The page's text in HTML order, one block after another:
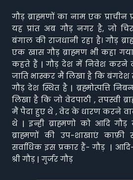
गौड़ ब्राह्मणों का नाम एक प्राचीन
यह प्रांत अब गौड़ नगर है, जो
बंगाल की राजधानी रहा है। गौड़
एक खास गौड़ ब्राह्मण भी कहा
कहते हैं | गौड़ देश में निवेश करने
जाति भास्कर मैं लिखा है कि
गौड़ देश स्थित है | ब्रह्मोत्पत्ति
लिखा है कि जो वेदपाठी , तपस्वी
मैं पैदा हुए थे , वेद के धारण करने
थे | इन्ही ब्राह्मणो को आदि
ब्राह्मणों की उप-शाखाएं
सर्वाधिक इस प्रकार हैं- गौड़ |
श्री गौड़ | गुर्जर गौड़